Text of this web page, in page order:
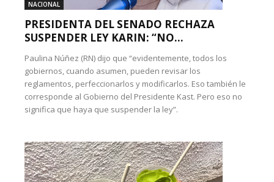
NACIONAL
PRESIDENTA DEL SENADO RECHAZA
SUSPENDER LEY KARIN: “NO...
Paulina Núñez (RN) dijo que “evidentemente, todos los
gobiernos, cuando asumen, pueden revisar los
reglamentos, perfeccionarlos y modificarlos. Eso también le
corresponde al Gobierno del Presidente Kast. Pero eso no
significa que haya que suspender la ley”.